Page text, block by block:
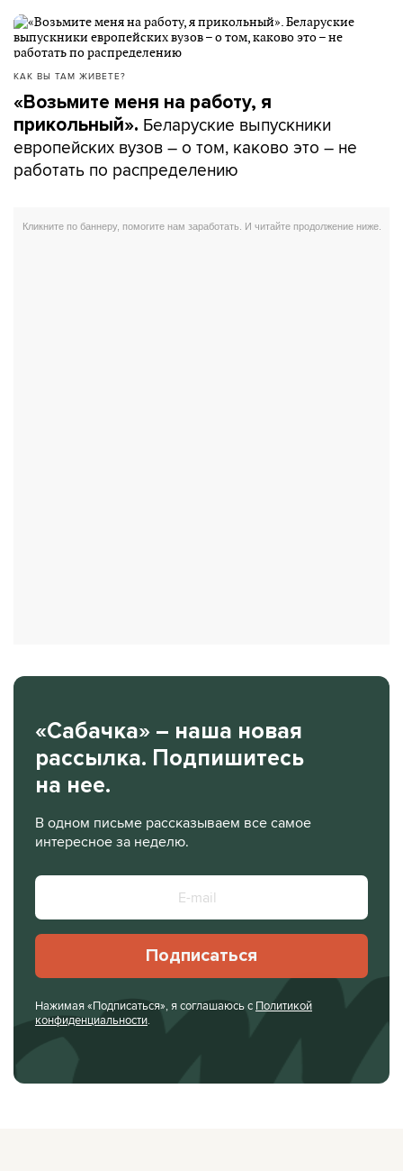
КАК ВЫ ТАМ ЖИВЕТЕ?
«Возьмите меня на работу, я
прикольный». Беларуские выпускники
европейских вузов – о том, каково это – не
работать по распределению
«Сабачка» – наша новая
рассылка. Подпишитесь
на нее.
В одном письме рассказываем все самое
интересное за неделю.
Подписаться
Нажимая «Подписаться», я соглашаюсь с Политикой
конфиденциальности.